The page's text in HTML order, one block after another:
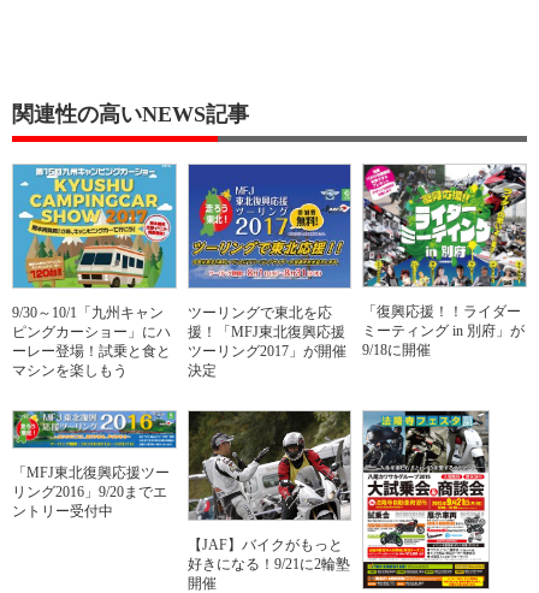
関連性の高いNEWS記事
9/30～10/1「九州キャン
ピングカーショー」にハ
ーレー登場！試乗と食と
マシンを楽しもう
ツーリングで東北を応
援！「MFJ東北復興応援
ツーリング2017」が開催
決定
「復興応援！！ライダー
ミーティング in 別府」が
9/18に開催
「MFJ東北復興応援ツー
リング2016」9/20までエ
ントリー受付中
【JAF】バイクがもっと
好きになる！9/21に2輪塾
開催